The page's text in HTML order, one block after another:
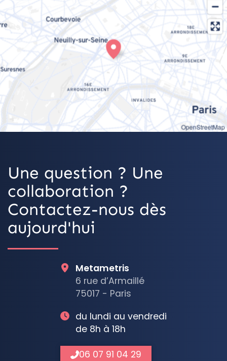
OpenStreetMap
Une question ? Une
collaboration ?
Contactez-nous dès
aujourd'hui
Metametris
6 rue d’Armaillé
75017 - Paris
du lundi au vendredi
de 8h à 18h
06 07 91 04 29